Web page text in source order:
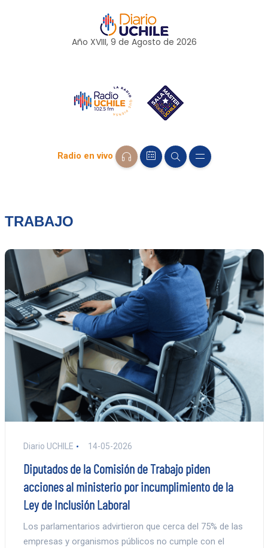
Año XVIII, 9 de Agosto de 2026
Radio en vivo
TRABAJO
Diario UCHILE 14-05-2026
Diputados de la Comisión de Trabajo piden
acciones al ministerio por incumplimiento de la
Ley de Inclusión Laboral
Los parlamentarios advirtieron que cerca del 75% de las
empresas y organismos públicos no cumple con el